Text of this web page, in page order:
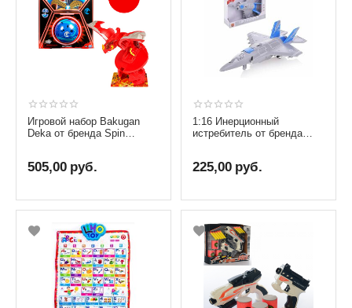
Игровой набор Bakugan
Deka от бренда Spin
505,00 руб.
1:16 Инерционный
истребитель от бренда
225,00 руб.